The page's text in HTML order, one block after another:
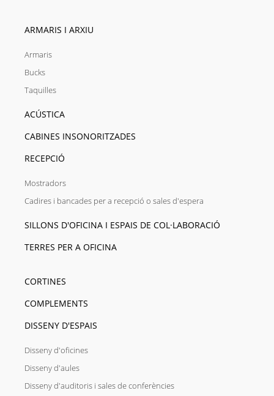
ARMARIS I ARXIU
Armaris
Bucks
Taquilles
ACÚSTICA
CABINES INSONORITZADES
RECEPCIÓ
Mostradors
Cadires i bancades per a recepció o sales d'espera
SILLONS D'OFICINA I ESPAIS DE COL·LABORACIÓ
TERRES PER A OFICINA
CORTINES
COMPLEMENTS
DISSENY D'ESPAIS
Disseny d'oficines
Disseny d'aules
Disseny d'auditoris i sales de conferències